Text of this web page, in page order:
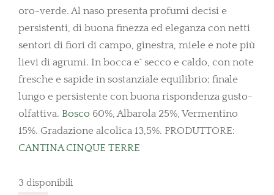
oro-verde. Al naso presenta profumi decisi e
persistenti, di buona finezza ed eleganza con netti
sentori di fiori di campo, ginestra, miele e note più
lievi di agrumi. In bocca e` secco e caldo, con note
fresche e sapide in sostanziale equilibrio; finale
lungo e persistente con buona rispondenza gusto-
olfattiva. Bosco 60%, Albarola 25%, Vermentino
15%. Gradazione alcolica 13,5%. PRODUTTORE:
CANTINA CINQUE TERRE
3 disponibili